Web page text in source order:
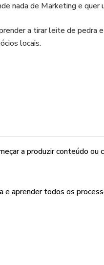
nada de Marketing e quer
a tirar leite de pedra
locais.
a produzir conteúdo ou
aprender todos os